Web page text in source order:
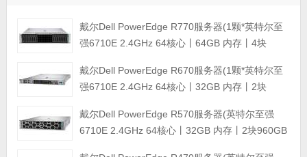
戴尔Dell PowerEdge R770服务器(1颗*英特尔至
强6710E 2.4GHz 64核心丨64GB 内存丨4块
800W双电源丨三年保修)戴尔Dell PowerEdge R670服务器(1颗*英特尔至
强6710E 2.4GHz 64核心丨32GB 内存丨2块
800W双电源丨三年保修)戴尔Dell PowerEdge R570服务器(英特尔至强
6710E 2.4GHz 64核心丨32GB 内存丨2块960GB